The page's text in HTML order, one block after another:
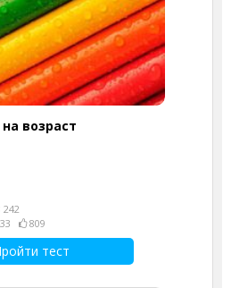
возраст
809
тест